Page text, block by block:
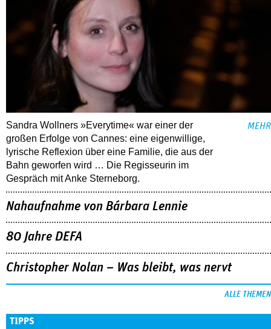
Sandra Wollners »Everytime« war einer der
großen Erfolge von Cannes: eine eigenwillige,
lyrische Reflexion über eine ­Familie, die aus der
Bahn geworfen wird … Die Regisseurin im
Gespräch mit Anke Sterneborg.
MEHR
Nahaufnahme von Bárbara Lennie
80 Jahre DEFA
Christopher Nolan – Was bleibt, was nervt
ALLE THEMEN
TIPPS